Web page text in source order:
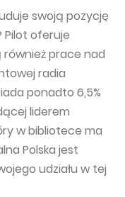
swoją pozycję
Pilot oferuje
prace nad
radia
ponadto 6,5%
liderem
w bibliotece ma
Polska jest
udziału w tej